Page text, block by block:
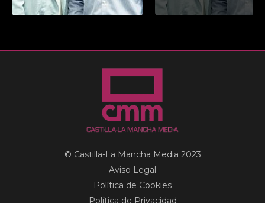
© Castilla-La Mancha Media 2023
Aviso Legal
Política de Cookies
Política de Privacidad